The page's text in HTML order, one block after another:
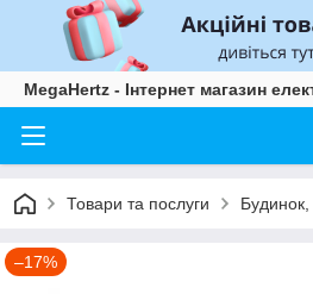
MegaHertz - Інтернет магазин
Товари та послуги Будинок,
–17%